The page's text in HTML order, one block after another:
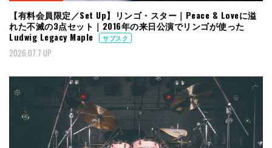
【有料会員限定／Set Up】リンゴ・スター｜Peace & Loveに溢
れた不滅の3点セット｜2016年の来日公演でリンゴが使った
Ludwig Legacy Maple
サブスク
2026.07.7 UP